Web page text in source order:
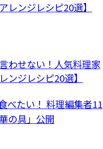
わせない！人気料理家
ンジレシピ20選】